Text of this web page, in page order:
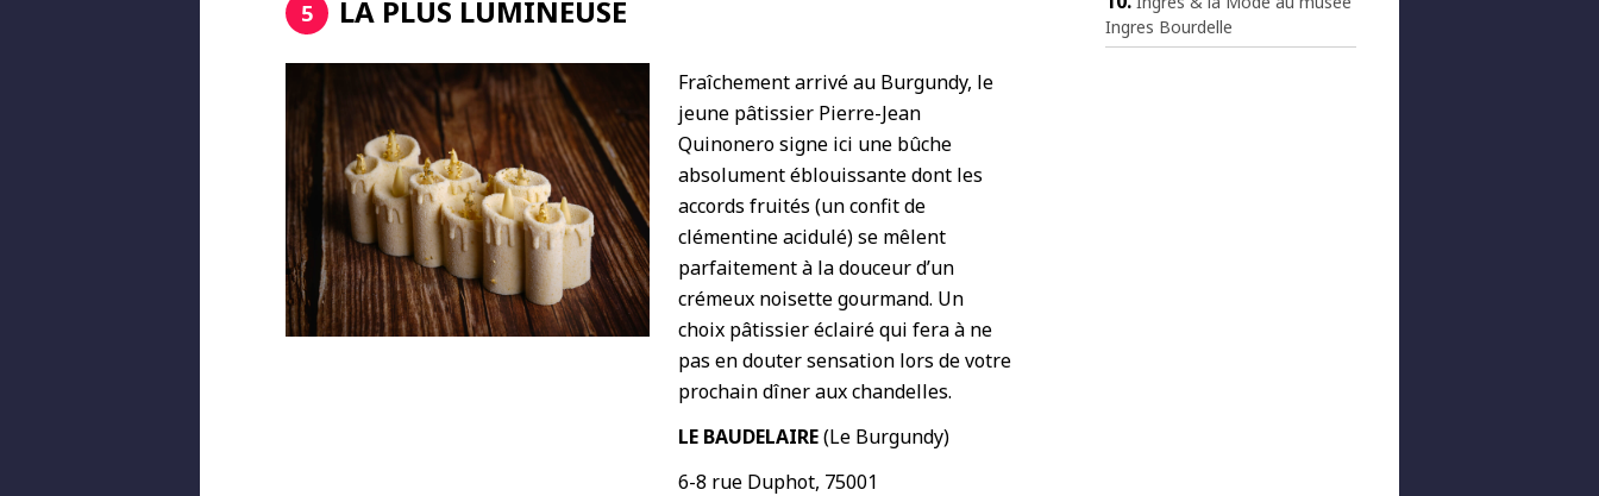
5 LA PLUS LUMINEUSE
Fraîchement arrivé au Burgundy, le
jeune pâtissier Pierre-Jean
Quinonero signe ici une bûche
absolument éblouissante dont les
accords fruités (un confit de
clémentine acidulé) se mêlent
parfaitement à la douceur d’un
crémeux noisette gourmand. Un
choix pâtissier éclairé qui fera à ne
pas en douter sensation lors de votre
prochain dîner aux chandelles.
LE BAUDELAIRE(Le Burgundy)
6-8 rue Duphot, 75001
Ingres Bourdelle